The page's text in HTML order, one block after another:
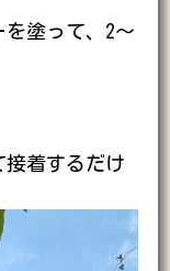
塗って、2〜
接着するだけ